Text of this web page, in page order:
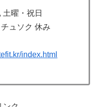
曜・祝日
ュソク 休み
index.html